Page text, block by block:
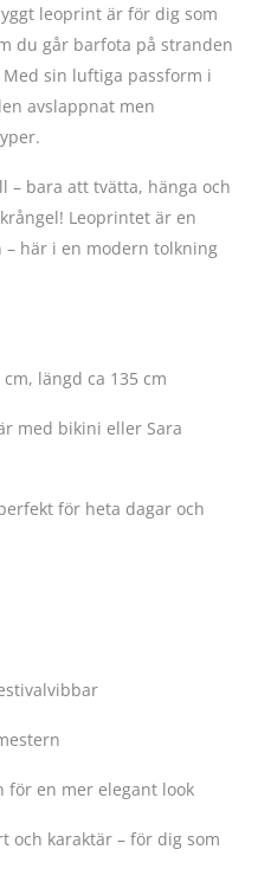
leoprint är för dig som
du går barfota på stranden
sin luftiga passform i
avslappnat men
– bara att tvätta, hänga och
Leoprintet är en
här i en modern tolkning
längd ca 135 cm
med bikini eller Sara
för heta dagar och
för en mer elegant look
och karaktär – för dig som